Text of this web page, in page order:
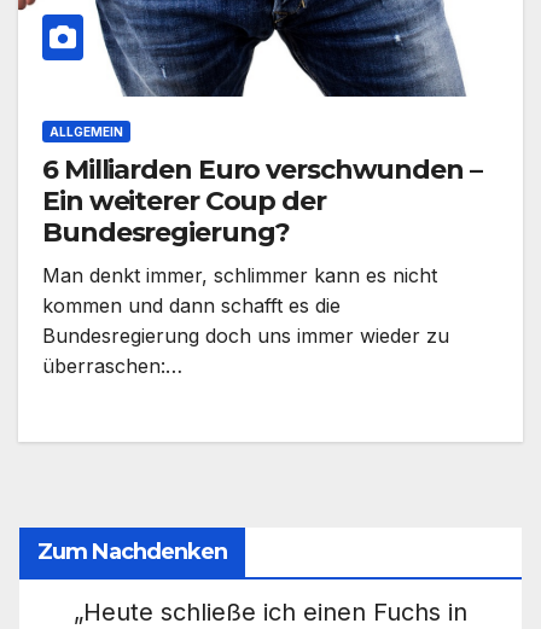
ALLGEMEIN
6 Milliarden Euro verschwunden –
Ein weiterer Coup der
Bundesregierung?
Man denkt immer, schlimmer kann es nicht
kommen und dann schafft es die
Bundesregierung doch uns immer wieder zu
überraschen:…
Zum Nachdenken
„Heute schließe ich einen Fuchs in